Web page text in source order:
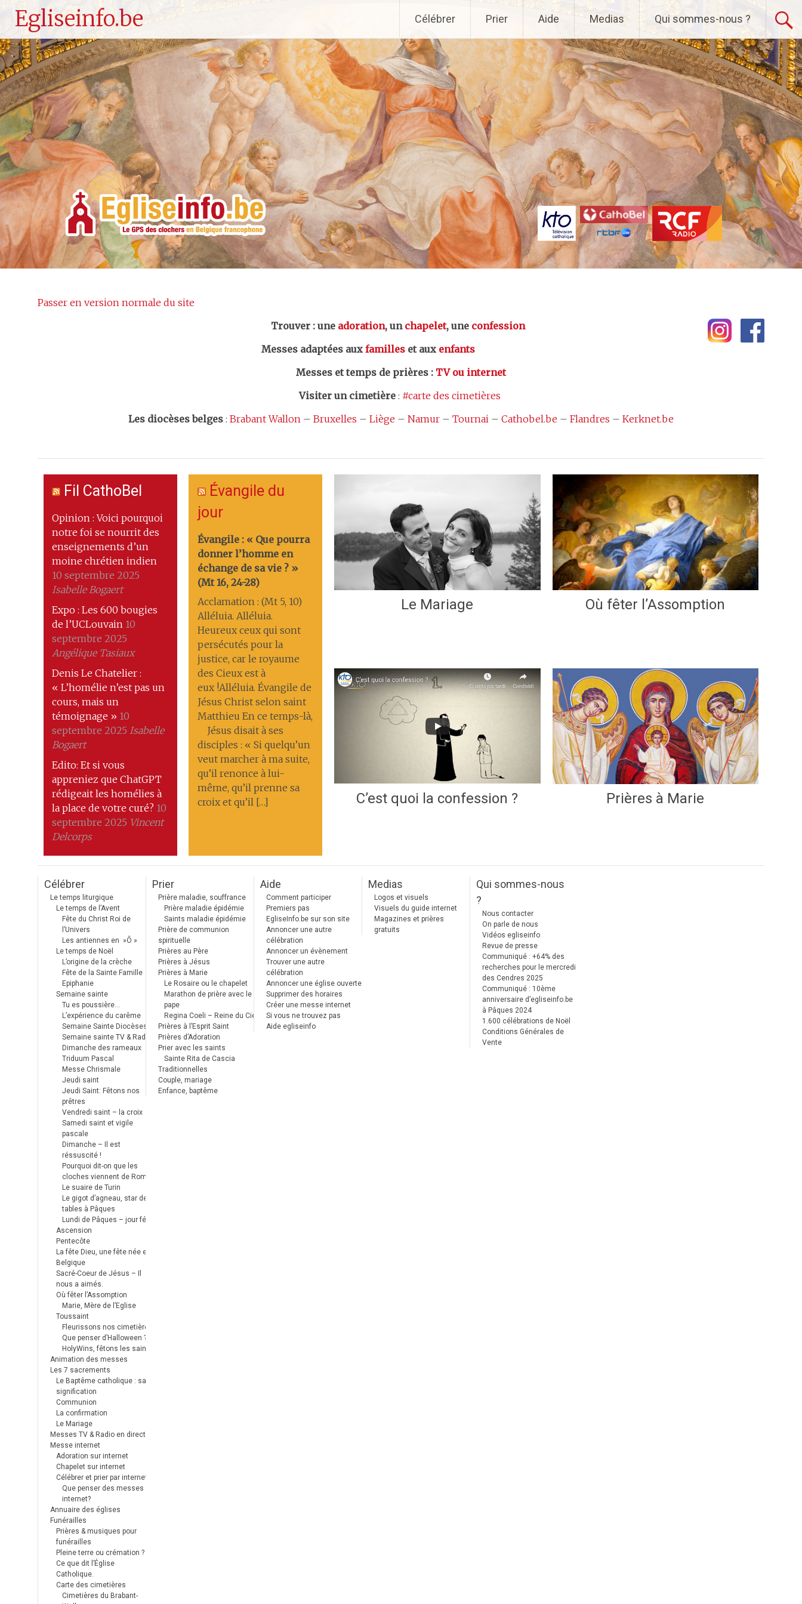
Egliseinfo.be
au
principal
Célébrer Prier Aide Medias Qui sommes-nous ?
Passer en version normale du site
Trouver : une adoration, un chapelet, une confession
Messes adaptées aux familles et aux enfants
Messes et temps de prières : TV ou internet
Visiter un cimetière : #carte des cimetières
Les diocèses belges : Brabant Wallon – Bruxelles – Liège – Namur – Tournai – Cathobel.be – Flandres – Kerknet.be
Fil CathoBel
Opinion : Voici pourquoi
notre foi se nourrit des
enseignements d’un
moine chrétien indien
10 septembre 2025
Isabelle Bogaert
Expo : Les 600 bougies
de l’UCLouvain 10
septembre 2025
Angélique Tasiaux
Denis Le Chatelier :
« L’homélie n’est pas un
cours, mais un
témoignage » 10
septembre 2025 Isabelle
Bogaert
Edito: Et si vous
appreniez que ChatGPT
rédigeait les homélies à
la place de votre curé? 10
septembre 2025 Vincent
Delcorps
Évangile du
jour
Évangile : « Que pourra
donner l’homme en
échange de sa vie ? »
(Mt 16, 24-28)
Acclamation : (Mt 5, 10)
Alléluia. Alléluia.
Heureux ceux qui sont
persécutés pour la
justice, car le royaume
des Cieux est à
eux !Alléluia. Évangile de
Jésus Christ selon saint
Matthieu En ce temps-là,
Jésus disait à ses
disciples : « Si quelqu’un
veut marcher à ma suite,
qu’il renonce à lui-
même, qu’il prenne sa
croix et qu’il […]
Le Mariage Où fêter l’Assomption
C’est quoi la confession ? Prières à Marie
Célébrer
Le temps liturgique
Le temps de l’Avent
Fête du Christ Roi de
l’Univers
Les antiennes en »Ô »
Le temps de Noël
L’origine de la crèche
Fête de la Sainte Famille
Epiphanie
Semaine sainte
Tu es poussière…
L’expérience du carême
Semaine Sainte Diocèses
Semaine sainte TV & Radio
Dimanche des rameaux
Triduum Pascal
Messe Chrismale
Jeudi saint
Jeudi Saint: Fêtons nos
prêtres
Vendredi saint – la croix
Samedi saint et vigile
pascale
Dimanche – Il est
réssuscité !
Pourquoi dit-on que les
cloches viennent de Rome ?
Le suaire de Turin
Le gigot d’agneau, star des
tables à Pâques
Lundi de Pâques – jour férié
Ascension
Pentecôte
La fête Dieu, une fête née en
Belgique
Sacré-Coeur de Jésus – Il
nous a aimés.
Où fêter l’Assomption
Marie, Mère de l’Eglise
Toussaint
Fleurissons nos cimetières
Que penser d’Halloween ?
HolyWins, fêtons les saints !
Animation des messes
Les 7 sacrements
Le Baptême catholique : sa
signification
Communion
La confirmation
Le Mariage
Messes TV & Radio en direct
Messe internet
Adoration sur internet
Chapelet sur internet
Célébrer et prier par internet
Que penser des messes
internet?
Annuaire des églises
Funérailles
Prières & musiques pour
funérailles
Pleine terre ou crémation ?
Ce que dit l’Église
Catholique.
Carte des cimetières
Cimetières du Brabant-
Prier
Prière maladie, souffrance
Prière maladie épidémie
Saints maladie épidémie
Prière de communion
spirituelle
Prières au Père
Prières à Jésus
Prières à Marie
Le Rosaire ou le chapelet
Marathon de prière avec le
pape
Regina Coeli – Reine du Ciel
Prières à l’Esprit Saint
Prières d’Adoration
Prier avec les saints
Sainte Rita de Cascia
Traditionnelles
Couple, mariage
Enfance, baptême
Aide
Comment participer
Premiers pas
EgliseInfo.be sur son site
Annoncer une autre
célébration
Annoncer un évènement
Trouver une autre
célébration
Annoncer une église ouverte
Supprimer des horaires
Créer une messe internet
Si vous ne trouvez pas
Aide egliseinfo
Medias
Logos et visuels
Visuels du guide internet
Magazines et prières
gratuits
Qui sommes-nous
?
Nous contacter
On parle de nous
Vidéos egliseinfo
Revue de presse
Communiqué : +64% des
recherches pour le mercredi
des Cendres 2025
Communiqué : 10ème
anniversaire d’egliseinfo.be
à Pâques 2024
1.600 célébrations de Noël
Conditions Générales de
Vente